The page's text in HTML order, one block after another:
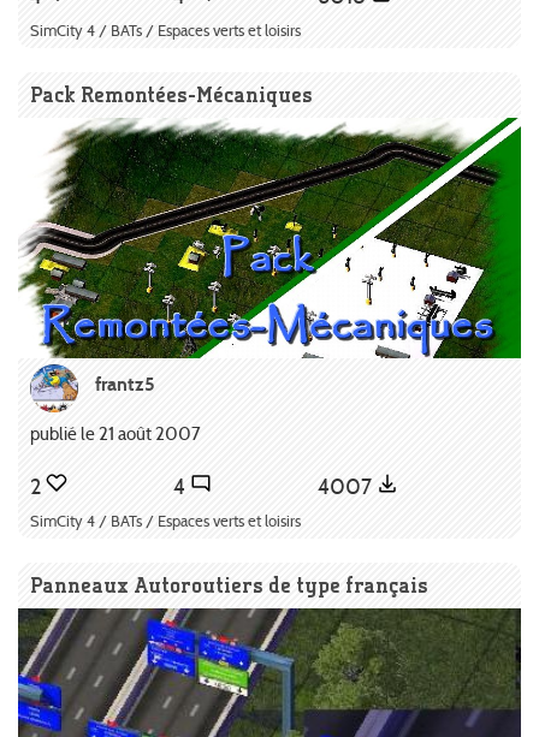
SimCity 4 / BATs / Espaces verts et loisirs
Pack Remontées-Mécaniques
frantz5
publié le 21 août 2007
2 4 4007
SimCity 4 / BATs / Espaces verts et loisirs
Panneaux Autoroutiers de type français